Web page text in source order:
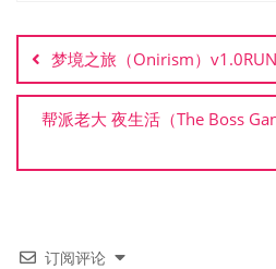
章
导
航
梦境之旅（Onirism）
帮派老大 夜生活（The Boss
订阅评论